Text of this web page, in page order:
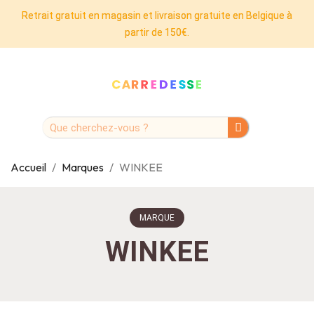
Retrait gratuit en magasin et livraison gratuite en Belgique à
partir de 150€.
Accueil Marques WINKEE
MARQUE
WINKEE